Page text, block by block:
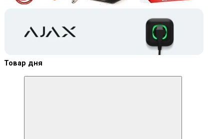
Товар дня